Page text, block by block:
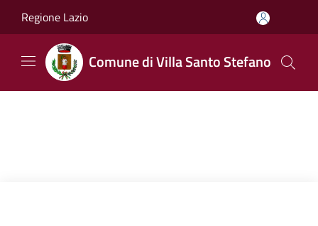
Regione Lazio
Comune di Villa Santo Stefano